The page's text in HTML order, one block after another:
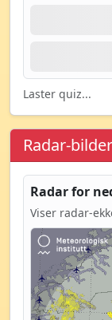
Laster quiz...
Radar-bilder
Radar for
Viser radar-